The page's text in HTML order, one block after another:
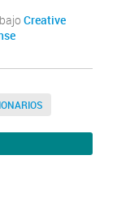
Creative